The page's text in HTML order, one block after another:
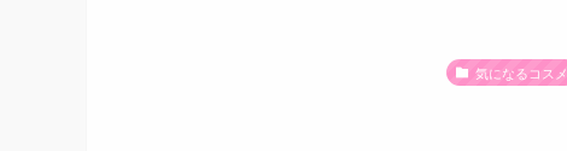
気になるコスメ